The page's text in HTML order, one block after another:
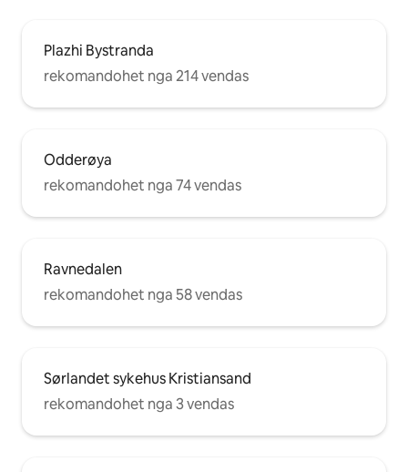
Plazhi Bystranda
rekomandohet nga 214 vendas
Odderøya
rekomandohet nga 74 vendas
Ravnedalen
rekomandohet nga 58 vendas
Sørlandet sykehus Kristiansand
rekomandohet nga 3 vendas